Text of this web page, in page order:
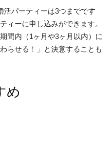
活パーティーは3つまでです
ィーに申し込みができます。
間内（1ヶ月や3ヶ月以内）に
らせる！」と決意することも
め